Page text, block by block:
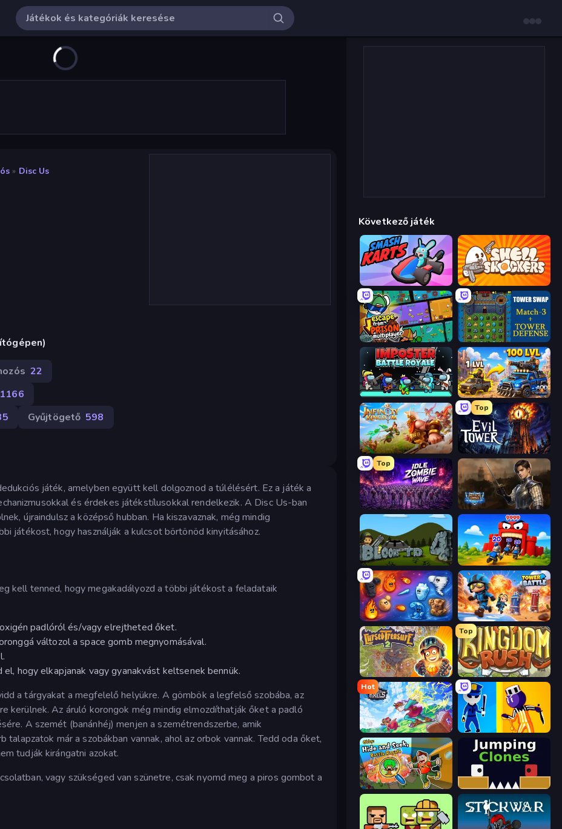
» Disc Us
22
1166
Gyűjtögető 598
játék, amelyben együtt kell dolgoznod a túlélésért. Ez a játék a
és érdekes játékstílusokkal rendelkezik. A Disc Us-ban
újraindulsz a középső hubban. Ha kiszavaznak, még mindig
játékost, hogy használják a kulcsot börtönöd kinyitásához.
kell tenned, hogy megakadályozd a többi játékost a feladataik
padlóról és/vagy elrejtheted őket.
változol a space gomb megnyomásával.
hogy elkapjanak vagy gyanakvást keltsenek bennük.
a tárgyakat a megfelelő helyükre. A gömbök a legfelső szobába, az
kerülnek. Az áruló korongok még mindig elmozdíthatják őket a padló
A szemét (banánhéj) menjen a szemétrendszerbe, amik
már a szobákban vannak, ahol az orbok vannak. Tedd oda őket,
tudják kirángatni azokat.
vagy szükséged van szünetre, csak nyomd meg a piros gombot a
Következő játék
Smash Karts Shell Shockers
Escape From Prison Multiplayer Tower Swap
Imposter Battle Royale AOD - Art Of Defense
Infinity Kingdom
Top
Evil Tower
Top
Idle Zombie Wave: Survivors Battle Arena
Bloons Tower Defense 4 TimeWarriors
Elemental Merge Tower Battle
Cursed Treasure 2
Top
Kingdom Rush
Hot
Kingdom of Pixels
Obby: Hide and Seek, Battle Royale Jumping Clones